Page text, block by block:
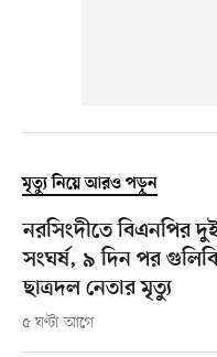
মৃত্যু নিয়ে আরও পড়ুন
নরসিংদীতে বিএনপির
সংঘর্ষ, ৯ দিন পর
ছাত্রদল নেতার মৃত্যু
৫ ঘণ্টা আগে